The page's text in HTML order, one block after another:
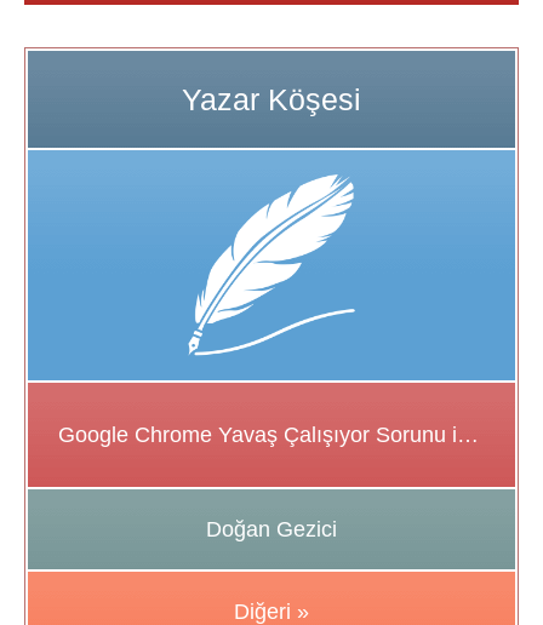
Google Chrome Yavaş Çalışıyor Sorunu için Çözüm Önerileri
Doğan Gezici
Diğeri »